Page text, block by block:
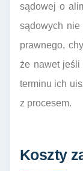
sądowej o
sądowych
prawnego,
że nawet jeśli
terminu ich
z procesem.
Koszty